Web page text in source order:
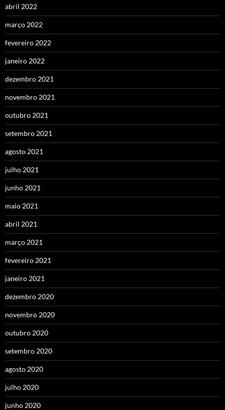
abril 2022
março 2022
fevereiro 2022
janeiro 2022
dezembro 2021
novembro 2021
outubro 2021
setembro 2021
agosto 2021
julho 2021
junho 2021
maio 2021
abril 2021
março 2021
fevereiro 2021
janeiro 2021
dezembro 2020
novembro 2020
outubro 2020
setembro 2020
agosto 2020
julho 2020
junho 2020